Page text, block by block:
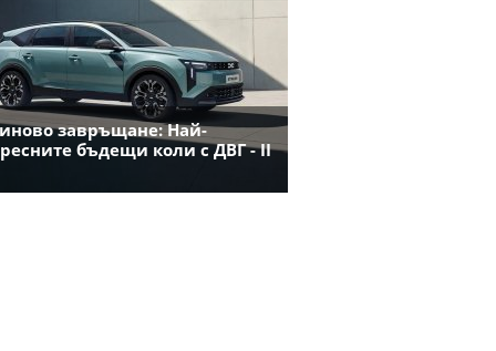
завръщане: Най-
бъдещи коли с ДВГ - II